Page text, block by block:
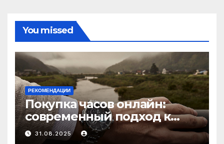
You missed
РЕКОМЕНДАЦИИ
Покупка часов онлайн:
современный подход к
выбору аксессуаров
31.08.2025